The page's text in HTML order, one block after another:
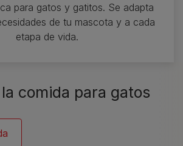
para gatos y gatitos. Se adapta
de tu mascota y a cada
etapa de vida.
comida para gatos